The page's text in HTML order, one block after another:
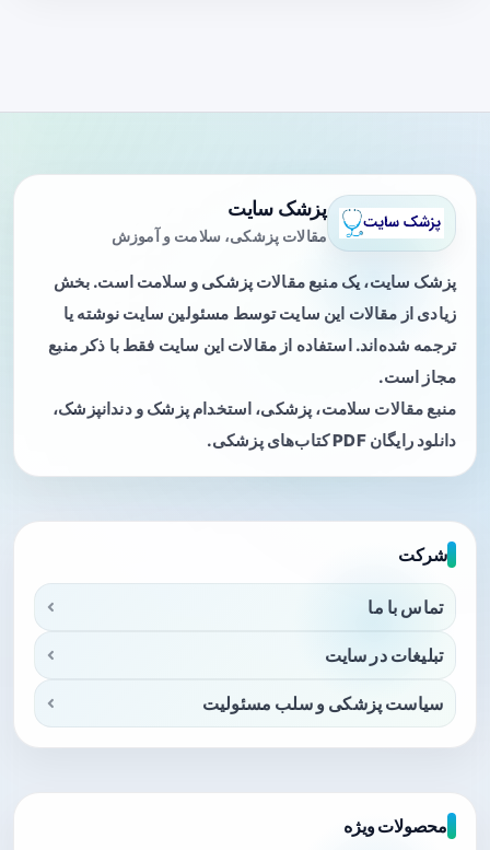
پزشک سایت
مقالات پزشکی، سلامت و آموزش
پزشک سایت، یک منبع مقالات پزشکی و سلامت است. بخش
زیادی از مقالات این سایت توسط مسئولین سایت نوشته یا
ترجمه شده‌اند. استفاده از مقالات این سایت فقط با ذکر منبع
مجاز است.
منبع مقالات سلامت، پزشکی، استخدام پزشک و دندانپزشک،
دانلود رایگان PDF کتاب‌های پزشکی.
شرکت
تماس با ما
تبلیغات در سایت
سیاست پزشکی و سلب مسئولیت
محصولات ویژه